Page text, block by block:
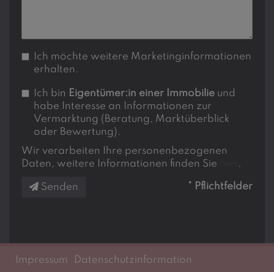
Ich möchte weitere Marketinginformationen
erhalten.
Ich bin Eigentümer:in einer Immobilie und
habe Interesse an Informationen zur
Vermarktung (Beratung, Marktüberblick
oder Bewertung).
Wir verarbeiten Ihre personenbezogenen
Daten, weitere Informationen finden Sie
.
Senden * Pflichtfelder
Impressum Datenschutzinformation